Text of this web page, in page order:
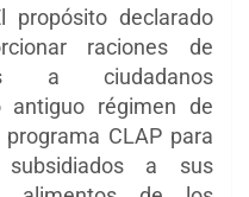
declarado
raciones de
a ciudadanos
antiguo régimen de
CLAP para
subsidiados a sus